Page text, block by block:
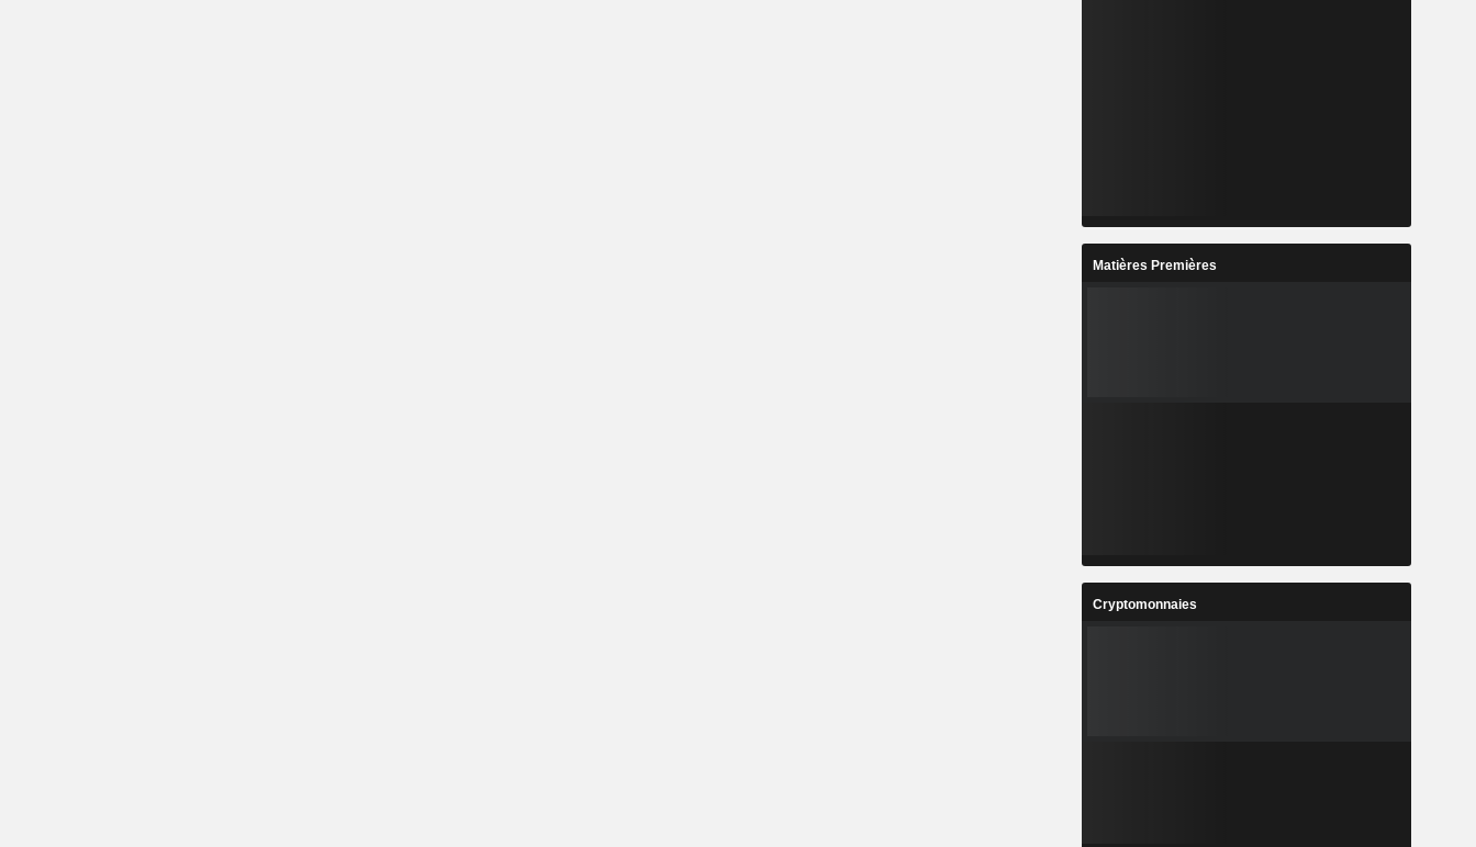
Matières Premières
Cryptomonnaies